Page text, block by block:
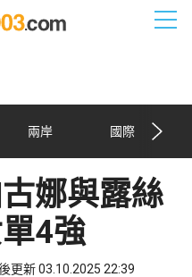
兩岸 國際
娜與露絲
4強
更新 03.10.2025 22:39